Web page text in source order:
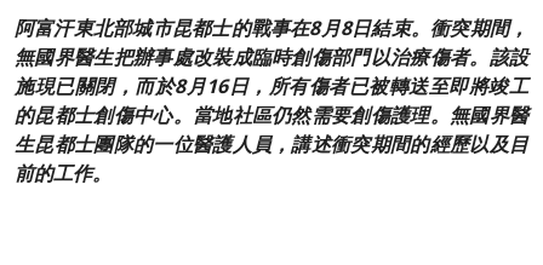
阿富汗東北部城市昆都士的戰事在8月8日結束。衝突期間，
無國界醫生把辦事處改裝成臨時創傷部門以治療傷者。該設
施現已關閉，而於8月16日，所有傷者已被轉送至即將竣工
的昆都士創傷中心。當地社區仍然需要創傷護理。無國界醫
生昆都士團隊的一位醫護人員，講述衝突期間的經歷以及目
前的工作。